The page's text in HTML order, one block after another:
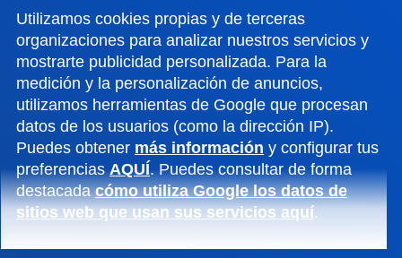
Utilizamos cookies propias y de terceras
organizaciones para analizar nuestros servicios y
mostrarte publicidad personalizada. Para la
medición y la personalización de anuncios,
utilizamos herramientas de Google que procesan
datos de los usuarios (como la dirección IP).
Puedes obtener más información y configurar tus
preferenciasAQUÍ. Puedes consultar de forma
destacadacómo utiliza Google los datos de
sitios web que usan sus servicios aquí.
Campus San Sebastián
Conoce el campus
+34 943 326 600
Contacto
Sede Vitoria
Conoce la sede
+34 945 010 114
Contacto